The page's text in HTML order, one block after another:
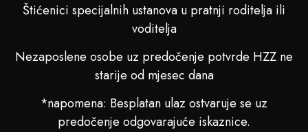
Štićenici specijalnih ustanova u pratnji roditelja ili
voditelja
Nezaposlene osobe uz predočenje potvrde HZZ ne
starije od mjesec dana
*napomena: Besplatan ulaz ostvaruje se uz
predočenje odgovarajuće iskaznice.